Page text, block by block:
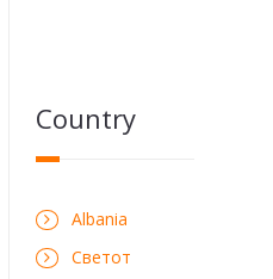
Country
Albania
Светот